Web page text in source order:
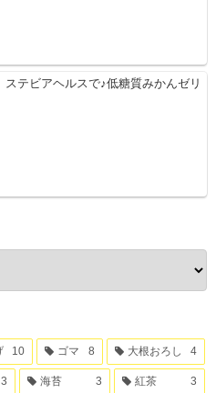
ステビアヘルスで♪低糖質みかんゼリ
10 ゴマ 8 大根おろし 4
3 海苔 3 紅茶 3